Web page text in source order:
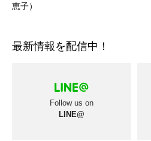
恵子）
最新情報を配信中！
Follow us on
LINE@